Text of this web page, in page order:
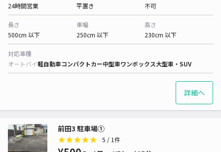
24時間営業
平置き
不可
長さ
500cm 以下
車幅
250cm 以下
高さ
230cm 以下
対応車種
オートバイ軽自動車コンパクトカー中型車ワンボックス大型車・SUV
詳細へ
前田3 駐車場①
5 / 1件